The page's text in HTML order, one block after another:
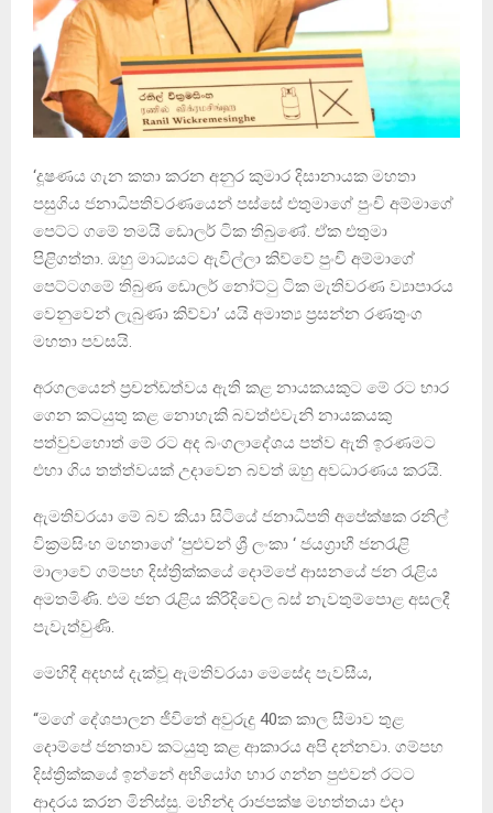
‘දූෂණය ගැන කතා කරන අනුර කුමාර දිසානායක මහතා
පසුගිය ජනාධිපතිවරණයෙන් පස්සේ එතුමාගේ පුංචි අම්මාගේ
පෙට්ට ගමේ තමයි ඩොලර් ටික තිබුණේ. ඒක එතුමා
පිළිගත්තා. ඔහු මාධ්‍යයට ඇවිල්ලා කිව්වේ පුංචි අම්මාගේ
පෙට්ටගමේ තිබුණ ඩොලර් නෝට්ටු ටික මැතිවරණ ව්‍යාපාරය
වෙනුවෙන් ලැබුණා කිව්වා’ යයි අමාත්‍ය ප්‍රසන්න රණතුංග
මහතා පවසයි.
අරගලයෙන් ප්‍රචන්ඩත්වය ඇති කළ නායකයකුට මේ රට භාර
ගෙන කටයුතු කළ නොහැකි බවත්එවැනි නායකයකු
පත්වුවහොත් මේ රට අද බංගලාදේශය පත්ව ඇති ඉරණමට
එහා ගිය තත්ත්වයක් උදාවෙන බවත් ඔහු අවධාරණය කරයි.
ඇමතිවරයා මේ බව කියා සිටියේ ජනාධිපති අපේක්ෂක රනිල්
වික්‍රමසිංහ මහතාගේ ‘පුළුවන් ශ්‍රී ලංකා ‘ ජයග්‍රාහී ජනරැළි
මාලාවේ ගම්පහ දිස්ත්‍රික්කයේ දොම්පේ ආසනයේ ජන රැළිය
අමතමිණි. එම ජන රැළිය කිරිදිවෙල බස් නැවතුම්පොළ අසලදී
පැවැත්වුණි.
මෙහිදී අදහස් දැක්වූ ඇමතිවරයා මෙසේද පැවසීය,
“මගේ දේශපාලන ජීවිතේ අවුරුදු 40ක කාල සීමාව තුළ
දොම්පේ ජනතාව කටයුතු කළ ආකාරය අපි දන්නවා. ගම්පහ
දිස්ත්‍රික්කයේ ඉන්නේ අභියෝග භාර ගන්න පුළුවන් රටට
ආදරය කරන මිනිස්සු. මහින්ද රාජපක්ෂ මහත්තයා එදා